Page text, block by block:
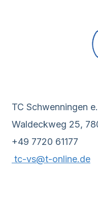
TC Schwenningen
Waldeckweg 25,
+49 7720 61177
tc-vs@t-online.de